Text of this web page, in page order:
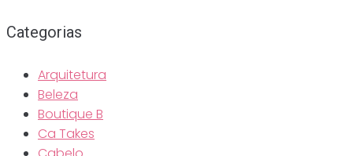
Categorias
Arquitetura
Beleza
Boutique B
Ca Takes